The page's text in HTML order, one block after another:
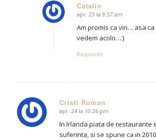
Catalin
says:
apr. 23 la 9:57 am
Am promis ca vin… asa ca
vedem acolo…:)
Răspunde
Cristi Roman
says:
apr. 24 la 10:26 pm
In Irlanda piata de restaurante
suferinta, si se spune ca in